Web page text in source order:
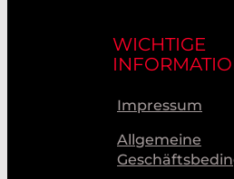
WICHTIGE
Impressum
Allgemeine